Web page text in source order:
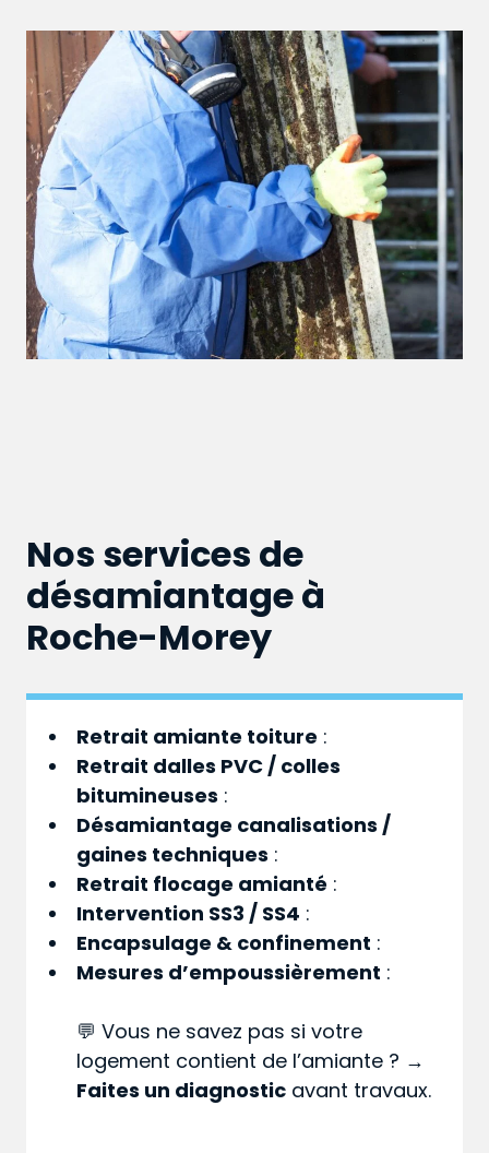
Nos services de
désamiantage à
Roche-Morey
Retrait amiante toiture :
Retrait dalles PVC / colles
bitumineuses :
Désamiantage canalisations /
gaines techniques :
Retrait flocage amianté :
Intervention SS3 / SS4 :
Encapsulage & confinement :
Mesures d’empoussièrement :
💬 Vous ne savez pas si votre
logement contient de l’amiante ? →
Faites un diagnostic avant travaux.